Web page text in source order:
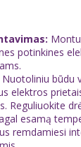
potinkines
Nuotoliniu būdu
elektros
Reguliuokite
esamą
remdamiesi